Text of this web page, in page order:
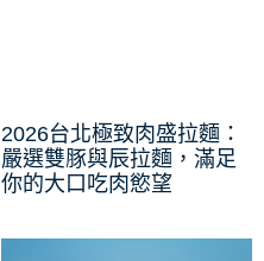
2026台北極致肉盛拉麵：
嚴選雙豚與辰拉麵，滿足
你的大口吃肉慾望